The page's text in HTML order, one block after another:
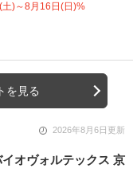
)～8月16日(日)%
を見る
2026年8月6日更新
オヴォルテックス 京